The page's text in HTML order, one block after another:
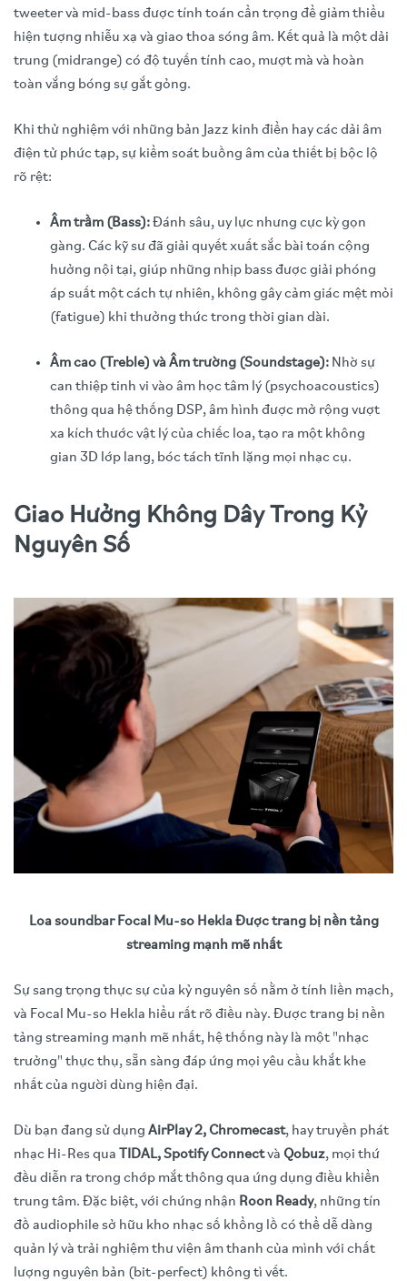
tweeter và mid-bass được tính toán cẩn trọng để giảm thiểu
hiện tượng nhiễu xạ và giao thoa sóng âm. Kết quả là một dải
trung (midrange) có độ tuyến tính cao, mượt mà và hoàn
toàn vắng bóng sự gắt gỏng.
Khi thử nghiệm với những bản Jazz kinh điển hay các dải âm
điện tử phức tạp, sự kiểm soát buồng âm của thiết bị bộc lộ
rõ rệt:
Âm trầm (Bass):Đánh sâu, uy lực nhưng cực kỳ gọn
gàng. Các kỹ sư đã giải quyết xuất sắc bài toán cộng
hưởng nội tại, giúp những nhịp bass được giải phóng
áp suất một cách tự nhiên, không gây cảm giác mệt mỏi
(fatigue) khi thưởng thức trong thời gian dài.
Âm cao (Treble) và Âm trường (Soundstage): Nhờ sự
can thiệp tinh vi vào âm học tâm lý (psychoacoustics)
thông qua hệ thống DSP, âm hình được mở rộng vượt
xa kích thước vật lý của chiếc loa, tạo ra một không
gian 3D lớp lang, bóc tách tĩnh lặng mọi nhạc cụ.
Giao Hưởng Không Dây Trong Kỷ
Nguyên Số
Loa soundbar Focal Mu-so Hekla Được trang bị nền tảng
streaming mạnh mẽ nhất
Sự sang trọng thực sự của kỷ nguyên số nằm ở tính liền mạch,
và Focal Mu-so Hekla hiểu rất rõ điều này. Được trang bị nền
tảng streaming mạnh mẽ nhất, hệ thống này là một "nhạc
trưởng" thực thụ, sẵn sàng đáp ứng mọi yêu cầu khắt khe
nhất của người dùng hiện đại.
Dù bạn đang sử dụng AirPlay 2, Chromecast, hay truyền phát
nhạc Hi-Res qua
TIDAL, Spotify Connectvà Qobuz, mọi thứ
đều diễn ra trong chớp mắt thông qua ứng dụng điều khiển
trung tâm. Đặc biệt, với chứng nhận Roon Ready, những tín
đồ audiophile sở hữu kho nhạc số khổng lồ có thể dễ dàng
quản lý và trải nghiệm thư viện âm thanh của mình với chất
lượng nguyên bản (bit-perfect) không tì vết.